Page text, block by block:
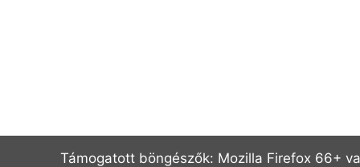
Támogatott böngészők: Mozilla Firefox 66+